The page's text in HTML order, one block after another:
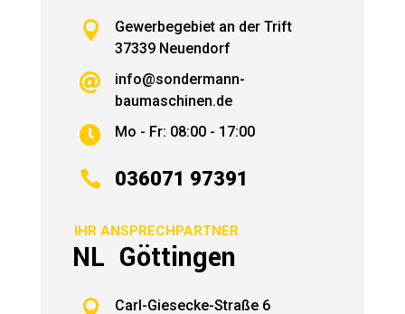

Gewerbegebiet an der Trift
37339 Neuendorf

info@sondermann-
baumaschinen.de
 Mo - Fr: 08:00 - 17:00
 036071 97391
IHR ANSPRECHPARTNER
NL Göttingen

Carl-Giesecke-Straße 6